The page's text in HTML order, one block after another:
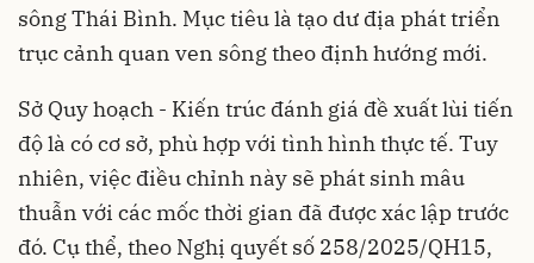
sông Thái Bình. Mục tiêu là tạo dư địa phát triển
trục cảnh quan ven sông theo định hướng mới.
Sở Quy hoạch - Kiến trúc đánh giá đề xuất lùi tiến
độ là có cơ sở, phù hợp với tình hình thực tế. Tuy
nhiên, việc điều chỉnh này sẽ phát sinh mâu
thuẫn với các mốc thời gian đã được xác lập trước
đó. Cụ thể, theo Nghị quyết số 258/2025/QH15,